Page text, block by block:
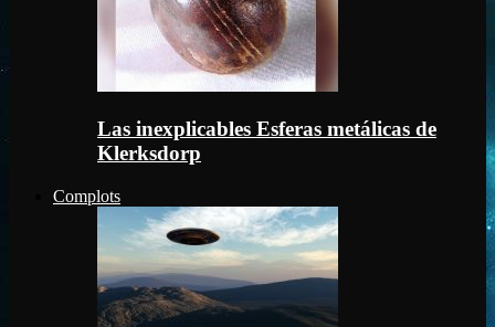
Las inexplicables Esferas metálicas de
Klerksdorp
Complots